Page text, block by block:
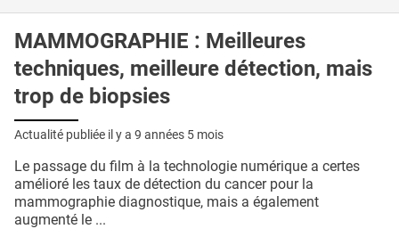
MAMMOGRAPHIE : Meilleures
techniques, meilleure détection, mais
trop de biopsies
Actualité publiée il y a 9 années 5 mois
Le passage du film à la technologie numérique a certes
amélioré les taux de détection du cancer pour la
mammographie diagnostique, mais a également
augmenté le ...